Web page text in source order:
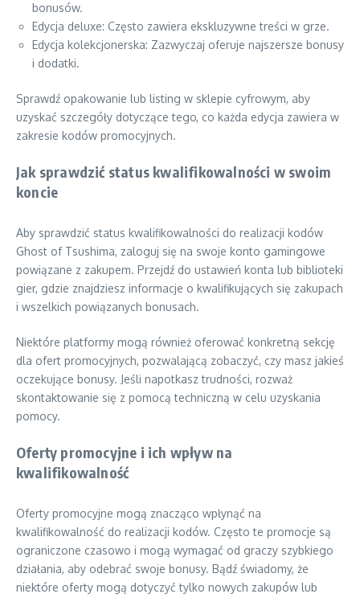
bonusów.
Edycja deluxe: Często zawiera ekskluzywne treści w grze.
Edycja kolekcjonerska: Zazwyczaj oferuje najszersze bonusy
i dodatki.
Sprawdź opakowanie lub listing w sklepie cyfrowym, aby
uzyskać szczegóły dotyczące tego, co każda edycja zawiera w
zakresie kodów promocyjnych.
Jak sprawdzić status kwalifikowalności w swoim
koncie
Aby sprawdzić status kwalifikowalności do realizacji kodów
Ghost of Tsushima, zaloguj się na swoje konto gamingowe
powiązane z zakupem. Przejdź do ustawień konta lub biblioteki
gier, gdzie znajdziesz informacje o kwalifikujących się zakupach
i wszelkich powiązanych bonusach.
Niektóre platformy mogą również oferować konkretną sekcję
dla ofert promocyjnych, pozwalającą zobaczyć, czy masz jakieś
oczekujące bonusy. Jeśli napotkasz trudności, rozważ
skontaktowanie się z pomocą techniczną w celu uzyskania
pomocy.
Oferty promocyjne i ich wpływ na
kwalifikowalność
Oferty promocyjne mogą znacząco wpłynąć na
kwalifikowalność do realizacji kodów. Często te promocje są
ograniczone czasowo i mogą wymagać od graczy szybkiego
działania, aby odebrać swoje bonusy. Bądź świadomy, że
niektóre oferty mogą dotyczyć tylko nowych zakupów lub